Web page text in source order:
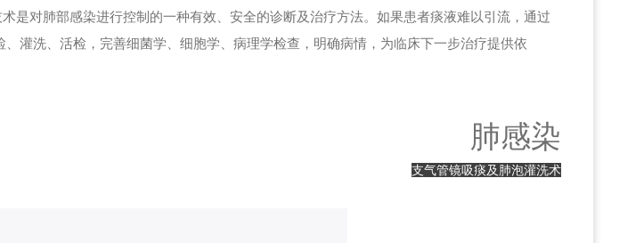
是对肺部感染进行控制的一种有效、安全的诊断及治疗方法。如果患者痰液难以引流，通过
灌洗、活检，完善细菌学、细胞学、病理学检查，明确病情，为临床下一步治疗提供依
肺感染
支气管镜吸痰及肺泡灌洗术